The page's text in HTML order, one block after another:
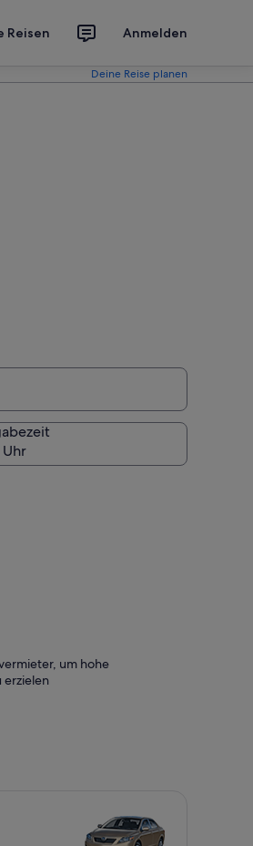
Reisen Anmelden
Deine Reise planen
um hohe
erzielen